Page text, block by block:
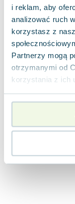
i reklam, aby
analizować ruch
korzystasz z
Partnerzy mogą
otrzymanymi od
korzystania z ich
50.79